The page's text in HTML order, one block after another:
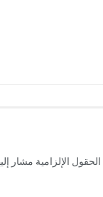
الحقول الإلزامية مشار